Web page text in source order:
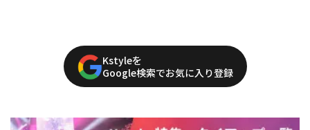
Kstyleを
Google検索でお気に入り登録